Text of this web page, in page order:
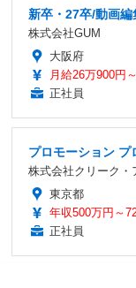
新卒・27卒/動画
株式会社GUM
大阪府
月給26万900円
正社員
プロモーション プ
株式会社クリーク・
東京都
年収500万円～
正社員